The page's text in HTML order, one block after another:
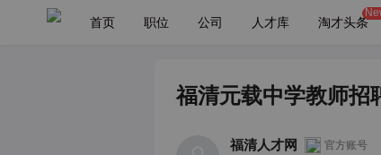
首页 职位 公司 人才库 淘才头条
福清元载中学教师招
福清人才网 官方账号